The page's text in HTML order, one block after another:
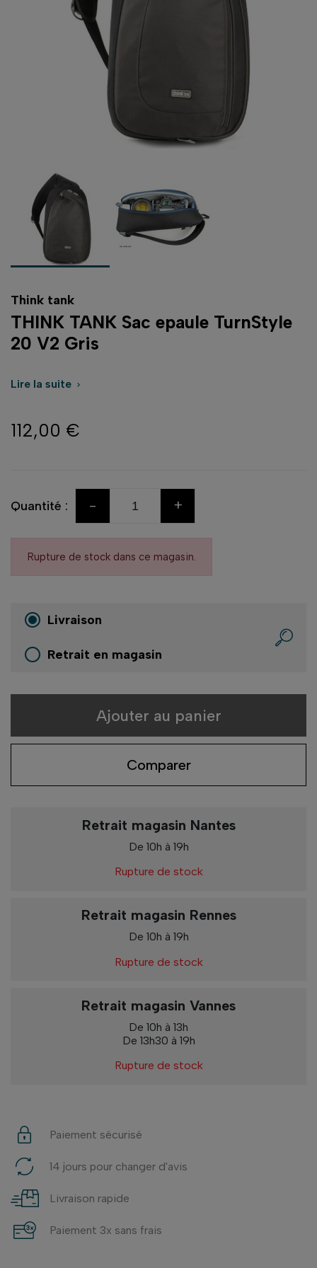
Think tank
THINK TANK Sac epaule TurnStyle
20 V2 Gris
Lire la suite 
112,00 €
Quantité : - +
Rupture de stock dans ce magasin.
Livraison
Retrait en magasin
Ajouter au panier
Comparer
Retrait magasin Nantes
De 10h à 19h
Rupture de stock
Retrait magasin Rennes
De 10h à 19h
Rupture de stock
Retrait magasin Vannes
De 10h à 13h
De 13h30 à 19h
Rupture de stock
Paiement sécurisé
14 jours pour changer d'avis
Livraison rapide
Paiement 3x sans frais